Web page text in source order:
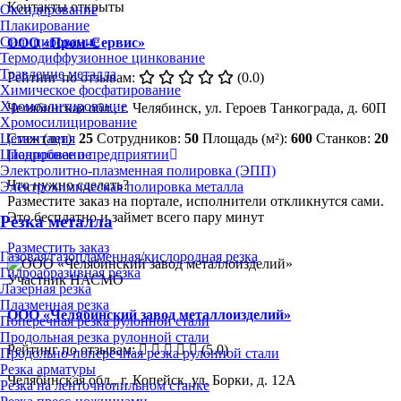
Оксидирование
Плакирование
Силицирование
Термодиффузионное цинкование
Травление металла
Химическое фосфатирование
Хромоалитирование
Хромосилицирование
Цементация
Цианирование
Электролитно-плазменная полировка (ЭПП)
Электрохимическая полировка металла
Резка металла
Газовая/газопламенная/кислородная резка
Гидроабразивная резка
Лазерная резка
Плазменная резка
Поперечная резка рулонной стали
Продольная резка рулонной стали
Продольно-поперечная резка рулонной стали
Резка арматуры
Резка на ленточнопильном станке
Контакты открыты
ООО «Пром-Сервис»
Рейтинг по отзывам:
(0.0)
Челябинская обл., г. Челябинск, ул. Героев Танкограда, д. 60П
Стаж (лет): 25 Сотрудников: 50 Площадь (м²): 600 Станков: 20
Подробнее о предприятии
Что нужно сделать?
Разместите заказ на портале, исполнители откликнутся сами.
Это бесплатно и займет всего пару минут
Разместить заказ
Участник НАСМО
ООО «Челябинский завод металлоизделий»
Рейтинг по отзывам:
(5.0)
Челябинская обл., г. Копейск, ул. Борки, д. 12А